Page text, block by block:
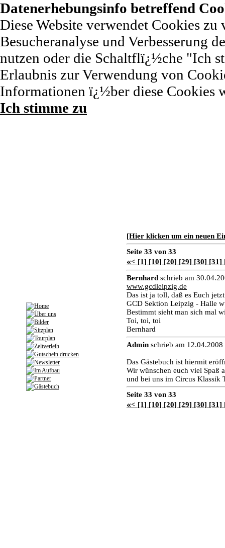
Datenerhebungsinfo betreffend
Diese Website verwendet Cookies
Besucheranalyse und Verbesserung
nutzen oder die Schaltflï¿½che "Ich
Erlaubnis zur Verwendung von
Informationen ï¿½ber diese Cookies
Ich stimme zu
[Hier klicken um ein neuen
Seite 33 von 33
«< [1] [10] [20] [29] [30] [31]
Bernhard schrieb am
www.gcdleipzig.de
Das ist ja toll, daß es Euch
GCD Sektion Leipzig - Halle
Bestimmt sieht man sich mal
Toi, toi, toi
Bernhard
Admin schrieb am
Das Gästebuch ist hiermit
Wir wünschen euch viel Spaß
und bei uns im Circus Klassik
Seite 33 von 33
«< [1] [10] [20] [29] [30] [31]